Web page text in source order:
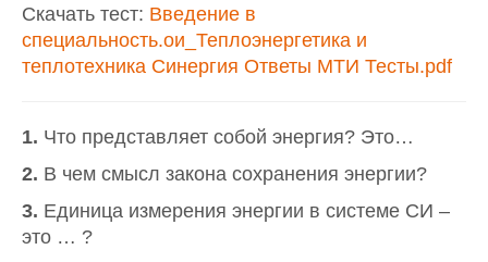
Скачать тест: Введение в
специальность.ои_Теплоэнергетика и
теплотехника Синергия Ответы МТИ Тесты.pdf
1. Что представляет собой энергия? Это…
2. В чем смысл закона сохранения энергии?
3. Единица измерения энергии в системе СИ –
это … ?